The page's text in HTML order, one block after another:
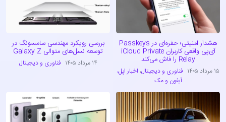
هشدار امنیتی؛ حفره‌ای در Passkeys
آی‌پی واقعی کاربران iCloud Private
Relay را فاش می‌کند
۱۵ مرداد ۱۴۰۵ فناوری و دیجیتال، اخبار اپل،
آیفون و مک
بررسی رویکرد مهندسی سامسونگ در
توسعه نسل‌های متوالی Galaxy Z
۱۴ مرداد ۱۴۰۵ فناوری و دیجیتال